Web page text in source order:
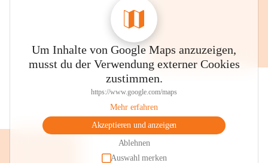
Um Inhalte von Google Maps anzuzeigen,
musst du der Verwendung externer Cookies
zustimmen.
https://www.google.com/maps
Mehr erfahren
Akzeptieren und anzeigen
Ablehnen
Auswahl merken